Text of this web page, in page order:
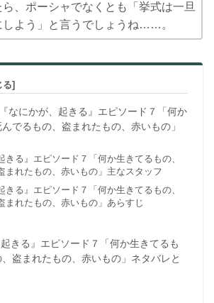
ら、ポーシャでなくとも「挙式は一旦
しよう」と言うでしょうね……。
なにかが、起きる』エピソード７「何か
でるもの、盗まれたもの、赤いもの」
きる』エピソード７「何か生きてるもの、
まれたもの、赤いもの」主なスタッフ
きる』エピソード７「何か生きてるもの、
まれたもの、赤いもの」あらすじ
起きる』エピソード７「何か生きてるも
盗まれたもの、赤いもの」ネタバレと